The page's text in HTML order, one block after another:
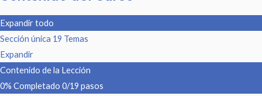
Expandir todo
Sección única 19 Temas
Expandir
Contenido de la Lección
0% Completado 0/19 pasos